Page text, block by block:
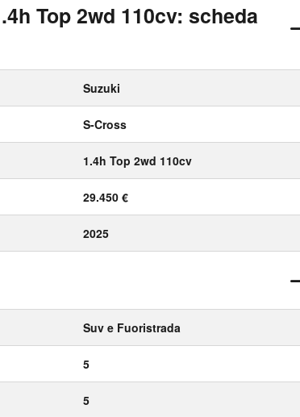
Top 2wd 110cv: scheda
Suzuki
S-Cross
1.4h Top 2wd 110cv
29.450 €
2025
Suv e Fuoristrada
5
5